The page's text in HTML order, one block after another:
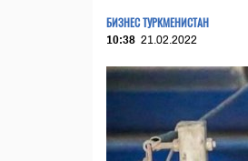
БИЗНЕС ТУРКМЕНИСТАН
10:38 21.02.2022